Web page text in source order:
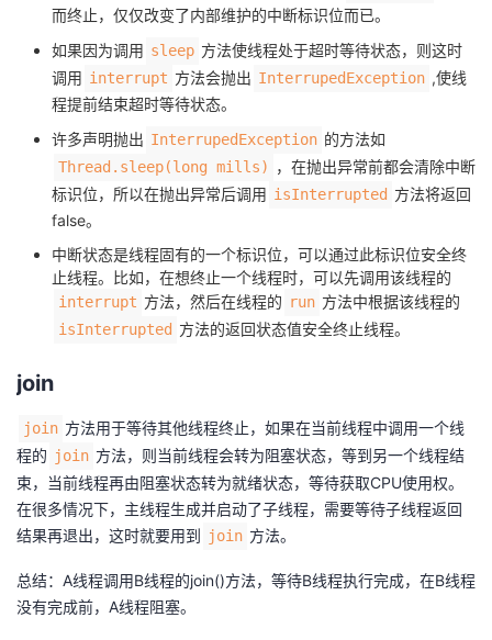
课
程
的
认
证
我
的
实
验
我
的
收
术
支
持
云
声
建
议
而终止，仅仅改变了内部维护的中断标识位而已。
如果因为调用 sleep 方法使线程处于超时等待状态，则这时
调用 interrupt 方法会抛出 InterrupedException ,使线
程提前结束超时等待状态。
许多声明抛出 InterrupedException 的方法如
Thread.sleep(long mills)
，在抛出异常前都会清除中断
标识位，所以在抛出异常后调用 isInterrupted 方法将返回
false。
中断状态是线程固有的一个标识位，可以通过此标识位安全终
止线程。比如，在想终止一个线程时，可以先调用该线程的
interrupt 方法，然后在线程的 run 方法中根据该线程的
isInterrupted 方法的返回状态值安全终止线程。
join
join 方法用于等待其他线程终止，如果在当前线程中调用一个线
程的 join 方法，则当前线程会转为阻塞状态，等到另一个线程结
束，当前线程再由阻塞状态转为就绪状态，等待获取CPU使用权。
在很多情况下，主线程生成并启动了子线程，需要等待子线程返回
结果再退出，这时就要用到 join 方法。
总结：A线程调用B线程的join()方法，等待B线程执行完成，在B线程
没有完成前，A线程阻塞。